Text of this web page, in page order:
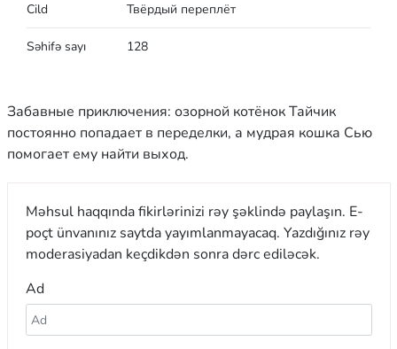
Cild Твёрдый переплёт
Səhifə sayı 128
Забавные приключения: озорной котёнок Тайчик
постоянно попадает в переделки, а мудрая кошка Сью
помогает ему найти выход.
Məhsul haqqında fikirlərinizi rəy şəklində paylaşın. E-
poçt ünvanınız saytda yayımlanmayacaq. Yazdığınız rəy
moderasiyadan keçdikdən sonra dərc ediləcək.
Ad